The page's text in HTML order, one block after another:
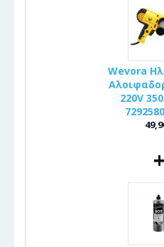
Wevora
220V
+